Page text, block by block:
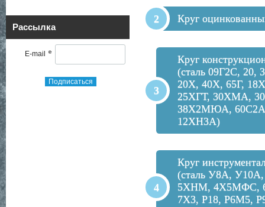
Рассылка
E-mail *
Подписаться
Круг
Круг
(сталь 09Г2С, 20,
20Х, 40Х, 65Г,
25ХГТ, 30ХМА,
38Х2МЮА,
12ХН3А)
Круг
(сталь У8А,
5ХНМ, 4Х5МФС,
7Х3, Р18, Р6М5,